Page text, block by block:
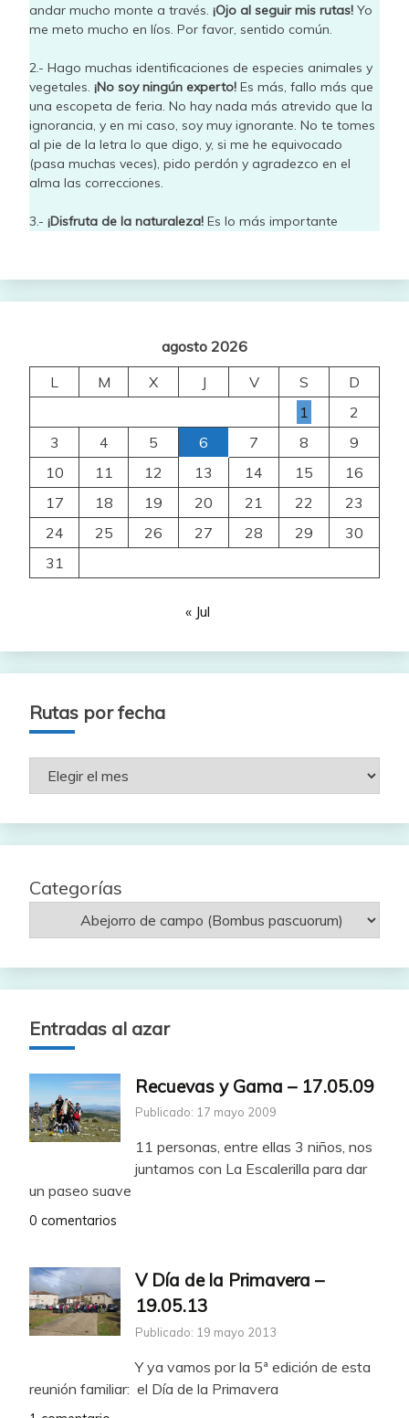
andar mucho monte a través. ¡Ojo al seguir mis rutas! Yo
me meto mucho en líos. Por favor, sentido común.
2.- Hago muchas identificaciones de especies animales y
vegetales. ¡No soy ningún experto! Es más, fallo más que
una escopeta de feria. No hay nada más atrevido que la
ignorancia, y en mi caso, soy muy ignorante. No te tomes
al pie de la letra lo que digo, y, si me he equivocado
(pasa muchas veces), pido perdón y agradezco en el
alma las correcciones.
3.- ¡Disfruta de la naturaleza! Es lo más importante
agosto 2026
L
M X J V S
D
1
2
3
4 5 6 7 8
9
10
11 12 13 14 15
16
17
18 19 20 21 22
23
24
25 26 27 28 29
30
31
« Jul
Rutas por fecha
Rutas
Categorías
Entradas al azar
Recuevas y Gama – 17.05.09
Publicado: 17 mayo 2009
11 personas, entre ellas 3 niños, nos
juntamos con La Escalerilla para dar
un paseo suave
0 comentarios
V Día de la Primavera –
19.05.13
Publicado: 19 mayo 2013
Y ya vamos por la 5ª edición de esta
reunión familiar: el Día de la Primavera